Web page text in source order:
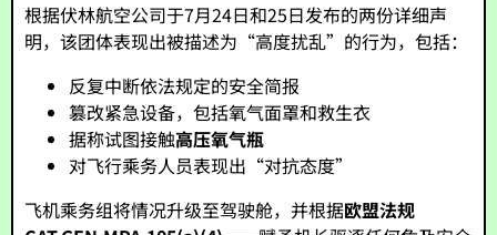
根据伏林航空公司于7月24日和25日发布的两份详细声
明，该团体表现出被描述为“高度扰乱”的行为，包括：
反复中断依法规定的安全简报
篡改紧急设备，包括氧气面罩和救生衣
据称试图接触高压氧气瓶
对飞行乘务人员表现出“对抗态度”
飞机乘务组将情况升级至驾驶舱，并根据欧盟法规